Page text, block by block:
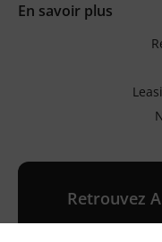
En savoir plus
Retrouvez